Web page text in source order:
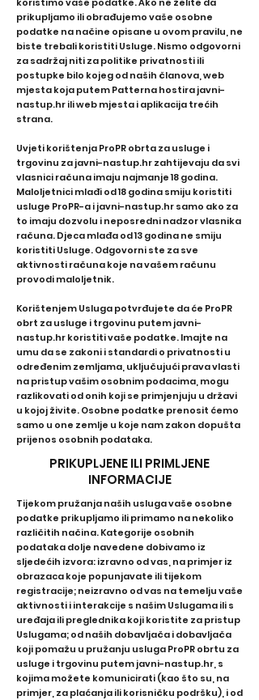
prikupljamo ili obrađujemo vaše osobne
podatke na načine opisane u ovom pravilu, ne
biste trebali koristiti Usluge. Nismo odgovorni
za sadržaj niti za politike privatnosti ili
postupke bilo kojeg od naših članova, web
mjesta koja putem Patterna hostira javni-
nastup.hr ili web mjesta i aplikacija trećih
strana.
Uvjeti korištenja ProPR obrta za usluge i
trgovinu za javni-nastup.hr zahtijevaju da svi
vlasnici računa imaju najmanje 18 godina.
Maloljetnici mlađi od 18 godina smiju koristiti
usluge ProPR-a i javni-nastup.hr samo ako za
to imaju dozvolu i neposredni nadzor vlasnika
računa. Djeca mlađa od 13 godina ne smiju
koristiti Usluge. Odgovorni ste za sve
aktivnosti računa koje na vašem računu
provodi maloljetnik.
Korištenjem Usluga potvrđujete da će ProPR
obrt za usluge i trgovinu putem javni-
nastup.hr koristiti vaše podatke. Imajte na
umu da se zakoni i standardi o privatnosti u
određenim zemljama, uključujući prava vlasti
na pristup vašim osobnim podacima, mogu
razlikovati od onih koji se primjenjuju u državi
u kojoj živite. Osobne podatke prenosit ćemo
samo u one zemlje u koje nam zakon dopušta
prijenos osobnih podataka.
PRIKUPLJENE ILI PRIMLJENE
INFORMACIJE
Tijekom pružanja naših usluga vaše osobne
podatke prikupljamo ili primamo na nekoliko
različitih načina. Kategorije osobnih
podataka dolje navedene dobivamo iz
sljedećih izvora: izravno od vas, na primjer iz
obrazaca koje popunjavate ili tijekom
registracije; neizravno od vas na temelju vaše
aktivnosti i interakcije s našim Uslugama ili s
uređaja ili preglednika koji koristite za pristup
Uslugama; od naših dobavljača i dobavljača
koji pomažu u pružanju usluga ProPR obrtu za
usluge i trgovinu putem javni-nastup.hr, s
kojima možete komunicirati (kao što su, na
primjer, za plaćanja ili korisničku podršku), i od